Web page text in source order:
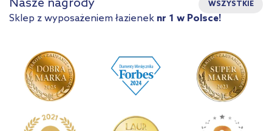
Nasze nagrody WSZYSTKIE
Sklep z wyposażeniem łazienek nr 1 w Polsce!